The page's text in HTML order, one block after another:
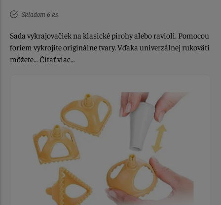
Skladom 6 ks
Sada vykrajovačiek na klasické pirohy alebo ravioli. Pomocou
foriem vykrojite originálne tvary. Vďaka univerzálnej rukoväti
môžete… Čítať viac…